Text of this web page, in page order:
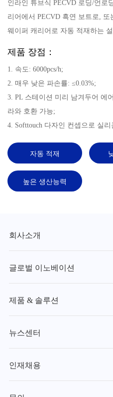
인라인 튜브식 PECVD 로딩/언로
리어에서 PECVD 흑연 보트로,
웨이퍼 캐리어로 자동 적재하는
제품 장점：
1. 속도: 6000pcs/h;
2. 매우 낮은 파손률: ≤0.03%;
3. PL 스테이션 미리 남겨두어 에
라와 호환 가능;
4. Softtouch 다자인 컨셉으로 실
자동 적재
높은 생산능력
회사소개
글로벌 이노베이션
제품 & 솔루션
뉴스센터
인재채용